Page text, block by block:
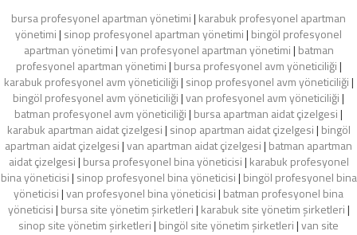
bursa profesyonel apartman yönetimi| karabuk profesyonel apartman
yönetimi| sinop profesyonel apartman yönetimi| bingöl profesyonel
apartman yönetimi|van profesyonel apartman yönetimi| batman
profesyonel apartman yönetimi| bursa profesyonel avm yöneticiliği|
karabuk profesyonel avm yöneticiliği| sinop profesyonel avm yöneticiliği|
bingöl profesyonel avm yöneticiliği|van profesyonel avm yöneticiliği|
batman profesyonel avm yöneticiliği| bursa apartman aidat çizelgesi|
karabuk apartman aidat çizelgesi| sinop apartman aidat çizelgesi| bingöl
apartman aidat çizelgesi|van apartman aidat çizelgesi| batman apartman
aidat çizelgesi| bursa profesyonel bina yöneticisi| karabuk profesyonel
bina yöneticisi| sinop profesyonel bina yöneticisi| bingöl profesyonel bina
yöneticisi|van profesyonel bina yöneticisi| batman profesyonel bina
yöneticisi| bursa site yönetim şirketleri| karabuk site yönetim şirketleri|
sinop site yönetim şirketleri| bingöl site yönetim şirketleri|van site